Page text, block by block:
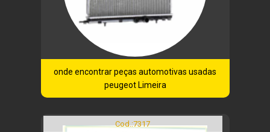
onde encontrar peças automotivas usadas
peugeot Limeira
Cod.:7317